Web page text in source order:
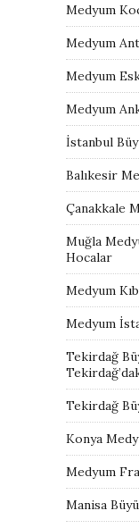
Medyum
Medyum
Medyum
Medyum
İstanbul
Balıkesir
Çanakkale
Muğla
Hocalar
Medyum
Medyum
Tekirdağ
Tekirdağ
Konya
Medyum
Manisa